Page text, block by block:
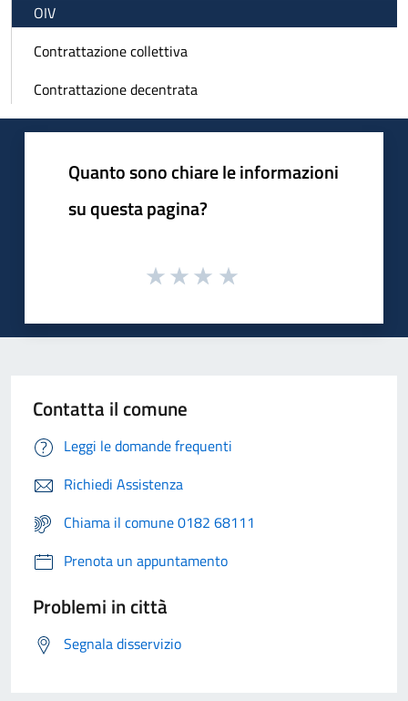
OIV
Contrattazione collettiva
Contrattazione decentrata
Quanto sono chiare le informazioni
su questa pagina?
Contatta il comune
Leggi le domande frequenti
Richiedi Assistenza
Chiama il comune 0182 68111
Prenota un appuntamento
Problemi in città
Segnala disservizio